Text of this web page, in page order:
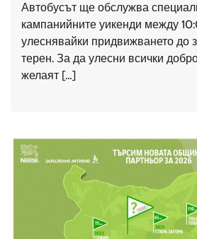
Автобусът ще обслужва
кампанийните уикенди между
улеснявайки придвижването до
терен. За да улесни всички
желаят […]